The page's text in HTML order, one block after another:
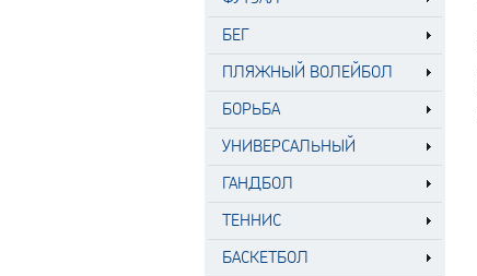
БЕГ
ПЛЯЖНЫЙ ВОЛЕЙБОЛ
БОРЬБА
УНИВЕРСАЛЬНЫЙ
ГАНДБОЛ
ТЕННИС
БАСКЕТБОЛ